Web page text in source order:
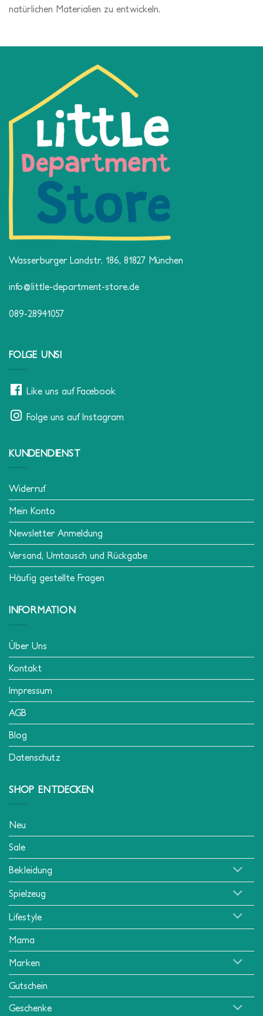
natürlichen Materialien zu entwickeln.
Wasserburger Landstr. 186, 81827 München
info@little-department-store.de
089-28941057
FOLGE UNS!
Like uns auf Facebook
Folge uns auf Instagram
KUNDENDIENST
Widerruf
Mein Konto
Newsletter Anmeldung
Versand, Umtausch und Rückgabe
Häufig gestellte Fragen
INFORMATION
Über Uns
Kontakt
Impressum
AGB
Blog
Datenschutz
SHOP ENTDECKEN
Neu
Sale
Bekleidung
Spielzeug
Lifestyle
Mama
Marken
Gutschein
Geschenke